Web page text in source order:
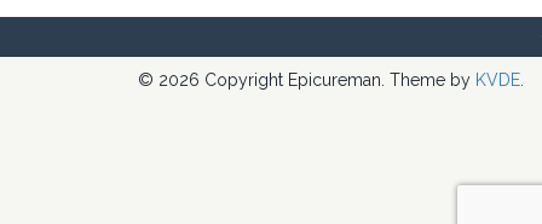
© 2026 Copyright Epicureman. Theme by KVDE.